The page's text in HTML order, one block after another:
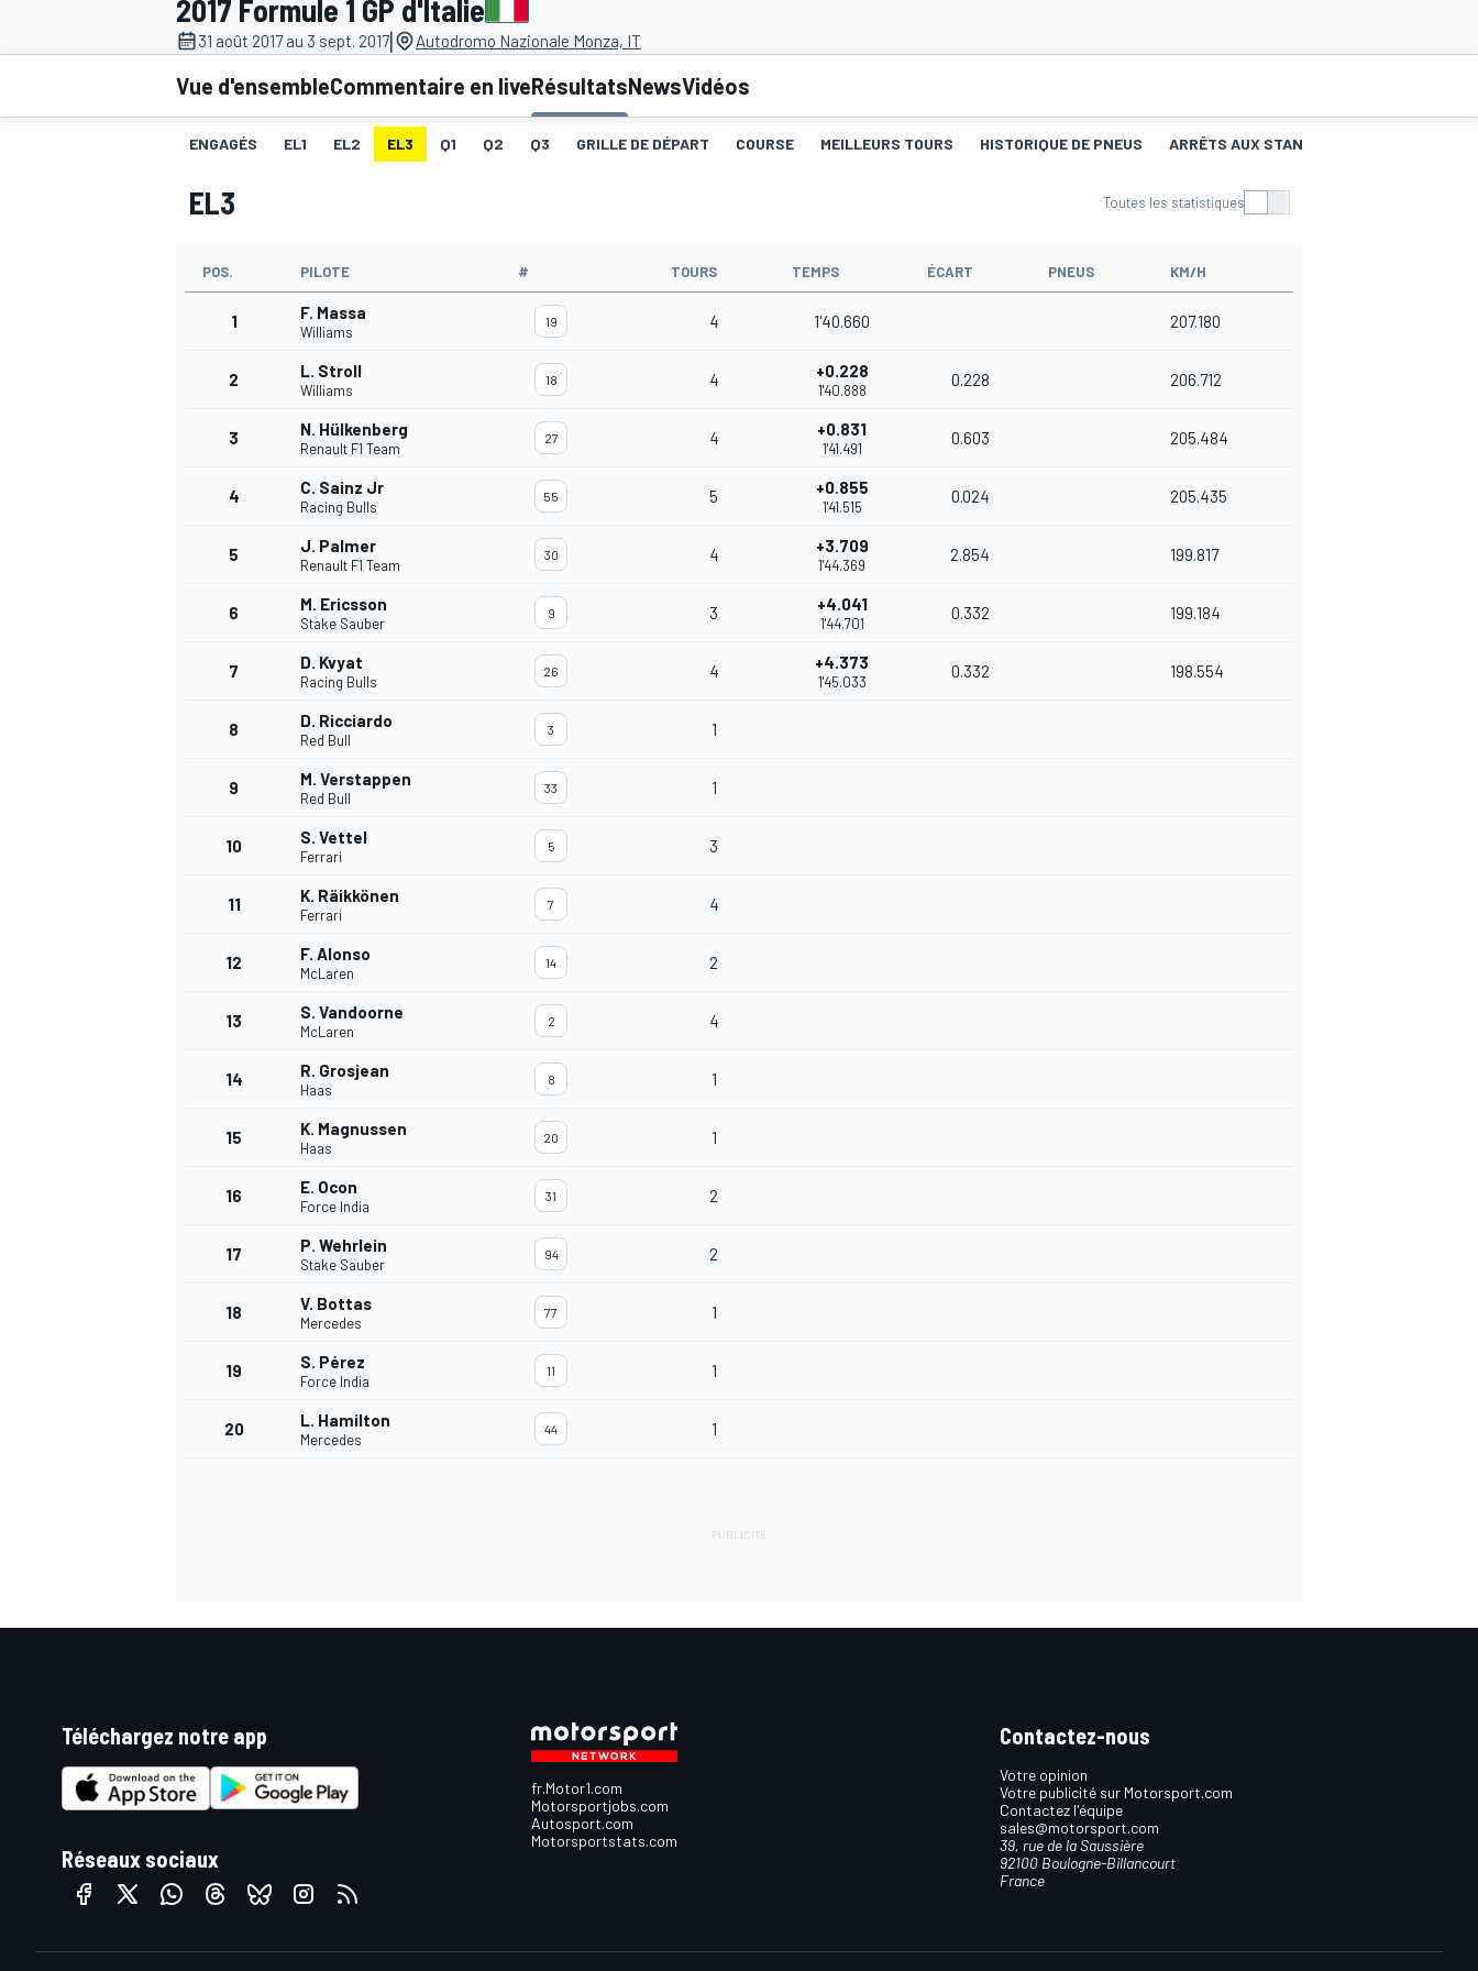
2017 Formule 1 GP d'Italie
31 août 2017 au 3 sept. 2017| Autodromo Nazionale Monza, IT
Vue d'ensembleCommentaire en liveRésultatsNewsVidéos
ENGAGÉS EL1 EL2 EL3 Q1 Q2 Q3 GRILLE DE DÉPART COURSE MEILLEURS TOURS HISTORIQUE DE PNEUS ARRÊTS AUX STANDS
EL3 Toutes les statistiques
POS. PILOTE # TOURS TEMPS ÉCART PNEUS KM/H
1 F. Massa
Williams
19 4 1'40.660 207.180
2 L. Stroll
Williams
18 4 +0.228
1'40.888
0.228 206.712
3 N. Hülkenberg
Renault F1 Team
27 4 +0.831
1'41.491
0.603 205.484
4 C. Sainz Jr
Racing Bulls
55 5 +0.855
1'41.515
0.024 205.435
5 J. Palmer
Renault F1 Team
30 4 +3.709
1'44.369
2.854 199.817
6 M. Ericsson
Stake Sauber
9 3 +4.041
1'44.701
0.332 199.184
7 D. Kvyat
Racing Bulls
26 4 +4.373
1'45.033
0.332 198.554
8 D. Ricciardo
Red Bull
3 1
9 M. Verstappen
Red Bull
33 1
10 S. Vettel
Ferrari
5 3
11 K. Räikkönen
Ferrari
7 4
12 F. Alonso
McLaren
14 2
13 S. Vandoorne
McLaren
2 4
14 R. Grosjean
Haas
8 1
15 K. Magnussen
Haas
20 1
16 E. Ocon
Force India
31 2
17 P. Wehrlein
Stake Sauber
94 2
18 V. Bottas
Mercedes
77 1
19 S. Pérez
Force India
11 1
20 L. Hamilton
Mercedes
44 1
Téléchargez notre app
Réseaux sociaux
fr.Motor1.com
Motorsportjobs.com
Autosport.com
Motorsportstats.com
Contactez-nous
Votre opinion
Votre publicité sur Motorsport.com
Contactez l'équipe
sales@motorsport.com
39, rue de la Saussière
92100 Boulogne-Billancourt
France